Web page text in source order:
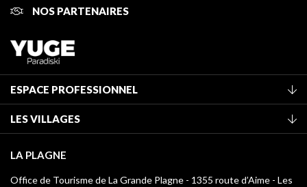
NOS PARTENAIRES
ESPACE PROFESSIONNEL
Classement des meublés
Taxe de séjour
Médiathèque
LES VILLAGES
Montchavin - Les Coches
Champagny-en-Vanoise
LA PLAGNE
Office de Tourisme de La Grande Plagne - 1355 route d’Aime - Les